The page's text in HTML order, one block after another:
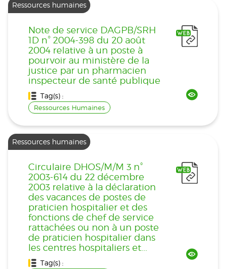
Ressources humaines
Note de service DAGPB/SRH
1D n° 2004-398 du 20 août
2004 relative à un poste à
pourvoir au ministère de la
justice par un pharmacien
inspecteur de santé publique
Tag(s) :
Ressources Humaines
Ressources humaines
Circulaire DHOS/M/M 3 n°
2003-614 du 22 décembre
2003 relative à la déclaration
des vacances de postes de
praticien hospitalier et des
fonctions de chef de service
rattachées ou non à un poste
de praticien hospitalier dans
les centres hospitaliers et...
Tag(s) :